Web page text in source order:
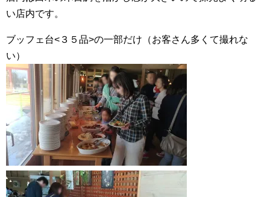
い店内です。
ブッフェ台<３５品>の一部だけ（お客さん多くて撮れな
い）